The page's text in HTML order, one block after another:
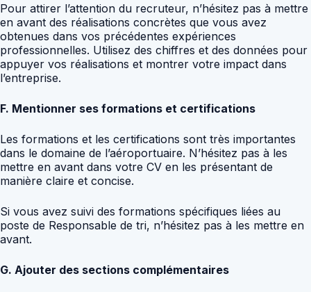
Pour attirer l’attention du recruteur, n’hésitez pas à mettre
en avant des réalisations concrètes que vous avez
obtenues dans vos précédentes expériences
professionnelles. Utilisez des chiffres et des données pour
appuyer vos réalisations et montrer votre impact dans
l’entreprise.
F. Mentionner ses formations et certifications
Les formations et les certifications sont très importantes
dans le domaine de l’aéroportuaire. N’hésitez pas à les
mettre en avant dans votre CV en les présentant de
manière claire et concise.
Si vous avez suivi des formations spécifiques liées au
poste de Responsable de tri, n’hésitez pas à les mettre en
avant.
G. Ajouter des sections complémentaires